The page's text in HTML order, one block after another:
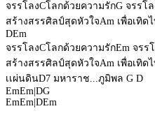
จรรโลงCโลกด้วยความรักG จรรโ
สร้างสรรศิลป์สุดหัวใจAm เพื่อเทิด
DEm
จรรโลงCโลกด้วยความรักEm จรร
สร้างสรรศิลป์สุดหัวใจAm เพื่อเทิด
เเผ่นดินD7 มหาราช...ภูมิพล G D
EmEm DG
EmEm DEm